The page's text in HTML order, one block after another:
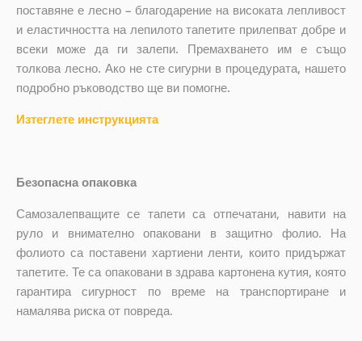
поставяне е лесно – благодарение на високата лепливост
и еластичността на лепилото тапетите прилепват добре и
всеки може да ги залепи. Премахването им е също
толкова лесно. Ако не сте сигурни в процедурата, нашето
подробно ръководство ще ви помогне.
Изтеглете инструкцията
Безопасна опаковка
Самозалепващите се тапети са отпечатани, навити на
руло и внимателно опаковани в защитно фолио. На
фолиото са поставени хартиени ленти, които придържат
тапетите. Те са опаковани в здрава картонена кутия, която
гарантира сигурност по време на транспортиране и
намалява риска от повреда.